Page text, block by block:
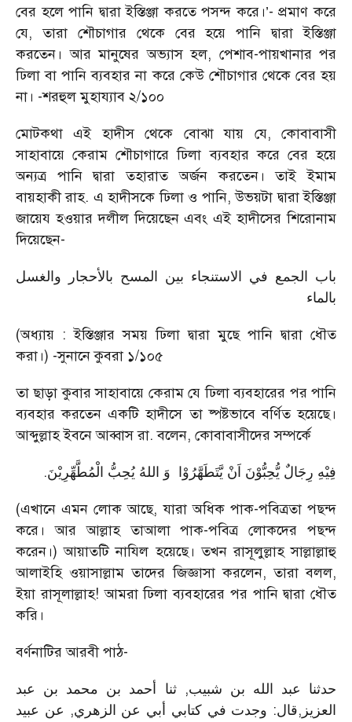
বের হলে পানি দ্বারা ইস্তিঞ্জা করতে পসন্দ করে।’- প্রমাণ করে
যে, তারা শৌচাগার থেকে বের হয়ে পানি দ্বারা ইস্তিঞ্জা
করতেন। আর মানুষের অভ্যাস হল, পেশাব-পায়খানার পর
ঢিলা বা পানি ব্যবহার না করে কেউ শৌচাগার থেকে বের হয়
না। -শরহুল মুহায্যাব ২/১০০
মোটকথা এই হাদীস থেকে বোঝা যায় যে, কোবাবাসী
সাহাবায়ে কেরাম শৌচাগারে ঢিলা ব্যবহার করে বের হয়ে
অন্যত্র পানি দ্বারা তহারাত অর্জন করতেন। তাই ইমাম
বায়হাকী রাহ. এ হাদীসকে ঢিলা ও পানি, উভয়টা দ্বারা ইস্তিঞ্জা
জায়েয হওয়ার দলীল দিয়েছেন এবং এই হাদীসের শিরোনাম
দিয়েছেন-
باب الجمع في الاستنجاء بين المسح بالأحجار والغسل
بالماء
(অধ্যায় : ইস্তিঞ্জার সময় ঢিলা দ্বারা মুছে পানি দ্বারা ধৌত
করা।) -সুনানে কুবরা ১/১০৫
তা ছাড়া কুবার সাহাবায়ে কেরাম যে ঢিলা ব্যবহারের পর পানি
ব্যবহার করতেন একটি হাদীসে তা ষ্পষ্টভাবে বর্ণিত হয়েছে।
আব্দুল্লাহ ইবনে আব্বাস রা. বলেন, কোবাবাসীদের সম্পর্কে
فِیْهِ رِجَالٌ یُّحِبُّوْنَ اَنْ یَّتَطَهَّرُوْا وَ اللهُ یُحِبُّ الْمُطَّهِّرِیْنَ.
(এখানে এমন লোক আছে, যারা অধিক পাক-পবিত্রতা পছন্দ
করে। আর আল্লাহ তাআলা পাক-পবিত্র লোকদের পছন্দ
করেন।) আয়াতটি নাযিল হয়েছে। তখন রাসূলুল্লাহ সাল্লাল্লাহু
আলাইহি ওয়াসাল্লাম তাদের জিজ্ঞাসা করলেন, তারা বলল,
ইয়া রাসূলাল্লাহ! আমরা ঢিলা ব্যবহারের পর পানি দ্বারা ধৌত
করি।
বর্ণনাটির আরবী পাঠ-
حدثنا عبد الله بن شبيب, ثنا أحمد بن محمد بن عبد
العزيز,قال: وجدت في كتابي أبي عن الزهري, عن عبيد